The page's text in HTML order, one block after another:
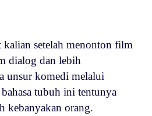
kalian setelah menonton film
dialog dan lebih
unsur komedi melalui
tubuh ini tentunya
kebanyakan orang.